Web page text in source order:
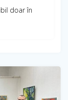
doar în